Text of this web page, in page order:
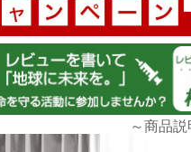
段でこのクオリティーは満
か在庫がないものもあり、
なっています。
くすると在庫有になり、す
毎日チェックすることをお
～商品説